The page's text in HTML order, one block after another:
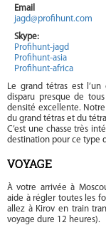
Email
jagd@profihunt.com
Skype:
Profihunt-jagd
Profihunt-asia
Profihunt-africa
Le grand tétras est
disparu presque de
densité excellente. Notre
du grand tétras et du
C’est une chasse très
destination pour ce type
VOYAGE
À votre arrivée à
aide à régler toutes les
allez à Kirov en train
voyage dure 12 heures).